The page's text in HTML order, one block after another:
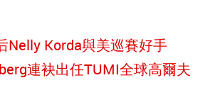
Nelly Korda與美巡賽好手
連袂出任TUMI全球高爾夫